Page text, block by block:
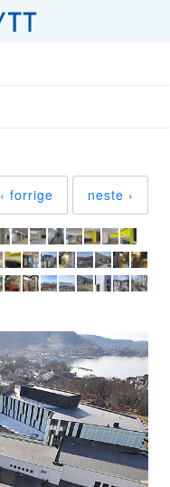
‹ forrige neste ›